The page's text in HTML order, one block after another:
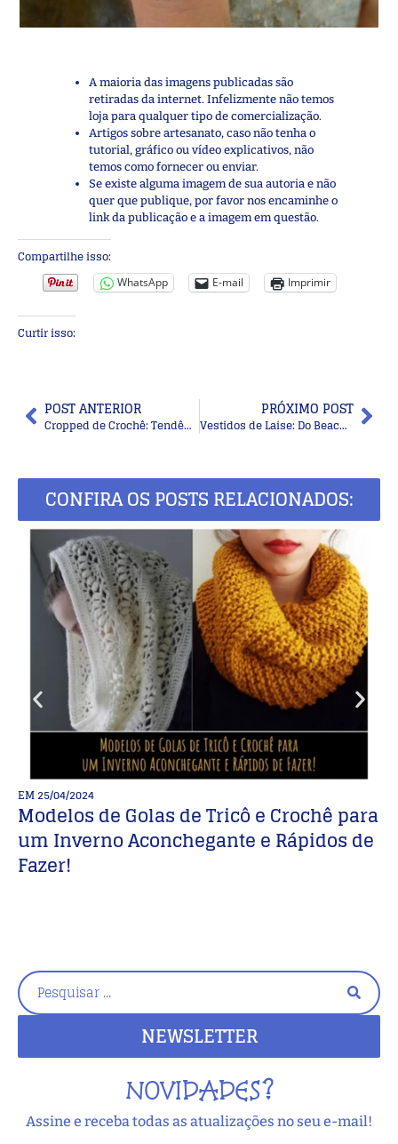
A maioria das imagens publicadas são
retiradas da internet. Infelizmente não temos
loja para qualquer tipo de comercialização.
Artigos sobre artesanato, caso não tenha o
tutorial, gráfico ou vídeo explicativos, não
temos como fornecer ou enviar.
Se existe alguma imagem de sua autoria e não
quer que publique, por favor nos encaminhe o
link da publicação e a imagem em questão.
Compartilhe isso:
WhatsApp E-mail Imprimir
Curtir isso:
POST ANTERIOR
Cropped de Crochê: Tendências e Inspirações Para um Verão Estiloso
PRÓXIMO POST
Vestidos de Laise: Do Beach Style ao Casual Chic – Looks Perfeitos Para o Verão
CONFIRA OS POSTS RELACIONADOS:
EM25/04/2024
Modelos de Golas de Tricô e Crochê para
um Inverno Aconchegante e Rápidos de
Fazer!
NEWSLETTER
NOVIDADES?
Assine e receba todas as atualizações no seu e-mail!